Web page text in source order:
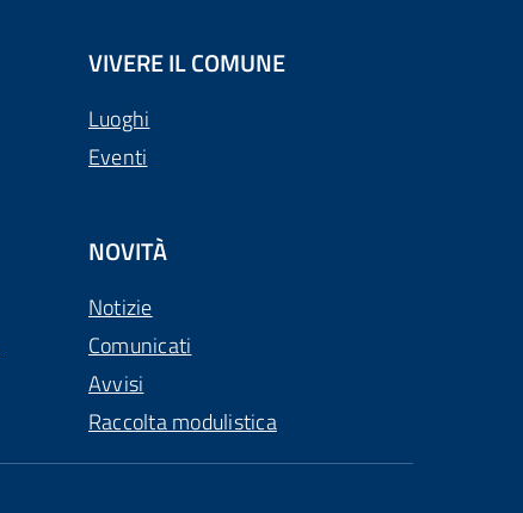
VIVERE IL COMUNE
Luoghi
Eventi
NOVITÀ
Notizie
Comunicati
Avvisi
Raccolta modulistica